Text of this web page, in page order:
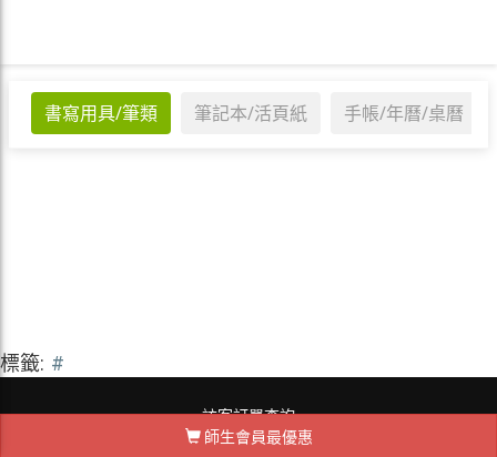
書寫用具/筆類 筆記本/活頁紙 手帳/年曆/桌曆
標籤: #
師生會員最優惠
訪客訂單查詢